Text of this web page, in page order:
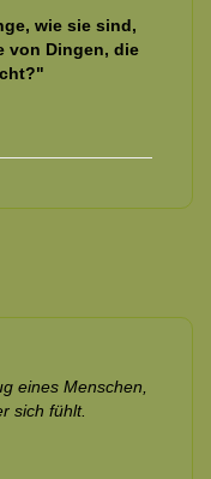
wie sie sind,
von Dingen, die
eines Menschen,
sich fühlt.